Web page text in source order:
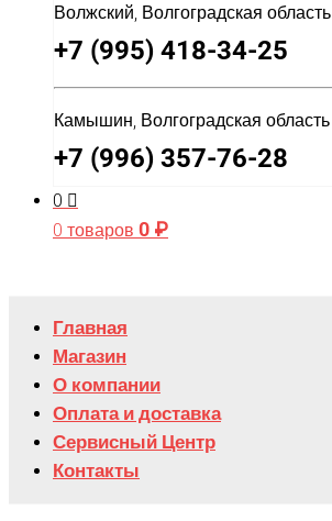
Волжский, Волгоградская область
+7 (995) 418-34-25
Камышин, Волгоградская область
+7 (996) 357-76-28
0
0 товаров 0 ₽
Главная
Магазин
О компании
Оплата и доставка
Сервисный Центр
Контакты